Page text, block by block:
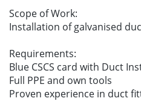
Scope of Work:
Installation of galvanised
Requirements:
Blue CSCS card with Duct
Full PPE and own tools
Proven experience in duct